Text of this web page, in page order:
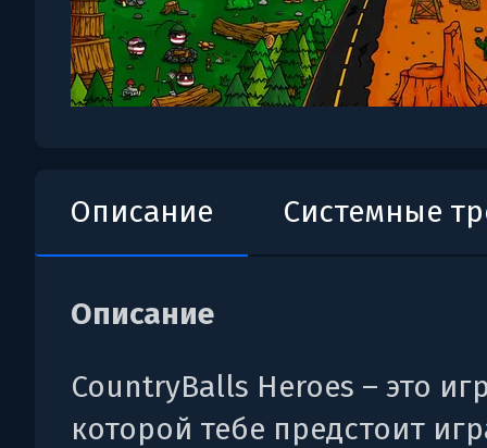
Описание Системные
Описание
CountryBalls Heroes – это
которой тебе предстоит